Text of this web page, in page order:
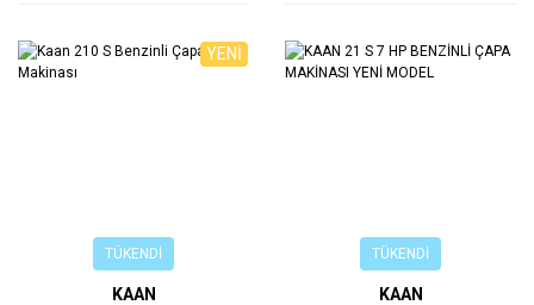
YENİ
TÜKENDİ
KAAN
TÜKENDİ
KAAN